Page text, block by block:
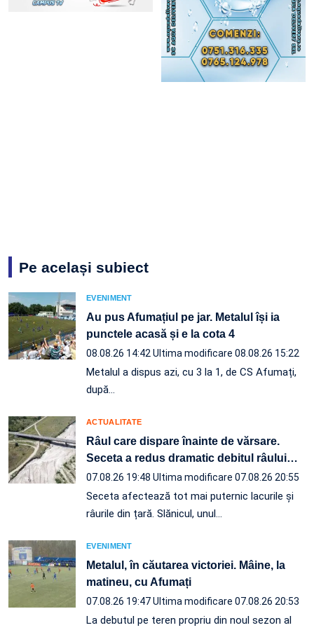
Pe același subiect
EVENIMENT
Au pus Afumațiul pe jar. Metalul își ia
punctele acasă și e la cota 4
08.08.26 14:42 Ultima modificare 08.08.26 15:22
Metalul a dispus azi, cu 3 la 1, de CS Afumați,
după…
ACTUALITATE
Râul care dispare înainte de vărsare.
Seceta a redus dramatic debitul râului…
07.08.26 19:48 Ultima modificare 07.08.26 20:55
Seceta afectează tot mai puternic lacurile și
râurile din țară. Slănicul, unul…
EVENIMENT
Metalul, în căutarea victoriei. Mâine, la
matineu, cu Afumați
07.08.26 19:47Ultima modificare 07.08.26 20:53
La debutul pe teren propriu din noul sezon al